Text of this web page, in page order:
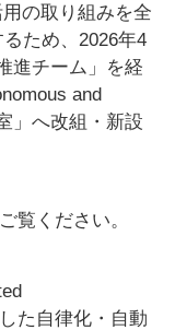
の取り組みを全
ため、2026年4
進チーム」を経
and
」へ改組・新設
覧ください。
た自律化・自動